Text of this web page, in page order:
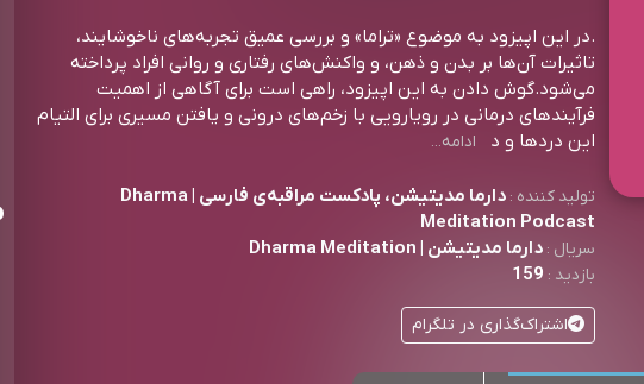
.در این اپیزود به موضوع «تراما» و بررسی عمیق تجربه‌های ناخوشایند،
تاثیرات آن‌ها بر بدن و ذهن، و واکنش‌های رفتاری و روانی افراد پرداخته
می‌شود.گوش دادن به این اپیزود، راهی است برای آگاهی از اهمیت
فرآیندهای درمانی در رویارویی با زخم‌های درونی و یافتن مسیری برای التیام
این دردها و د
ادامه...
تولید کننده :
دارما مدیتیشن، پادکست مراقبه‌ی فارسی | Dharma
Meditation Podcast
سریال :دارما مدیتیشن | Dharma Meditation
بازدید : 159
اشتراک‌گذاری در تلگرام